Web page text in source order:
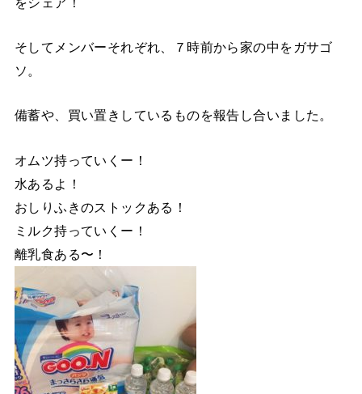
そしてメンバーそれぞれ、７時前から家の中をガサゴ
ソ。
備蓄や、買い置きしているものを報告し合いました。
オムツ持っていくー！
水あるよ！
おしりふきのストックある！
ミルク持っていくー！
離乳食ある〜！